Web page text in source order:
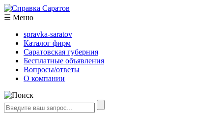
☰ Меню
spravka-saratov
Каталог фирм
Саратовская губерния
Бесплатные объявления
Вопросы/ответы
О компании